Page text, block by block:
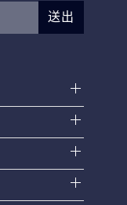
送出